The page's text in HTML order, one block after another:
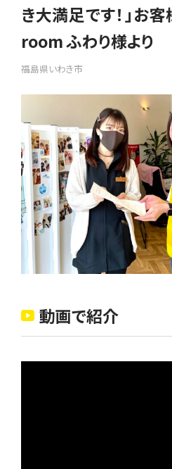
き大満足です！」
room ふわり様より
福島県いわき市
動画で紹介